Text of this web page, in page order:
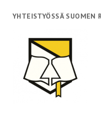
YHTEISTYÖSSÄ SUOMEN